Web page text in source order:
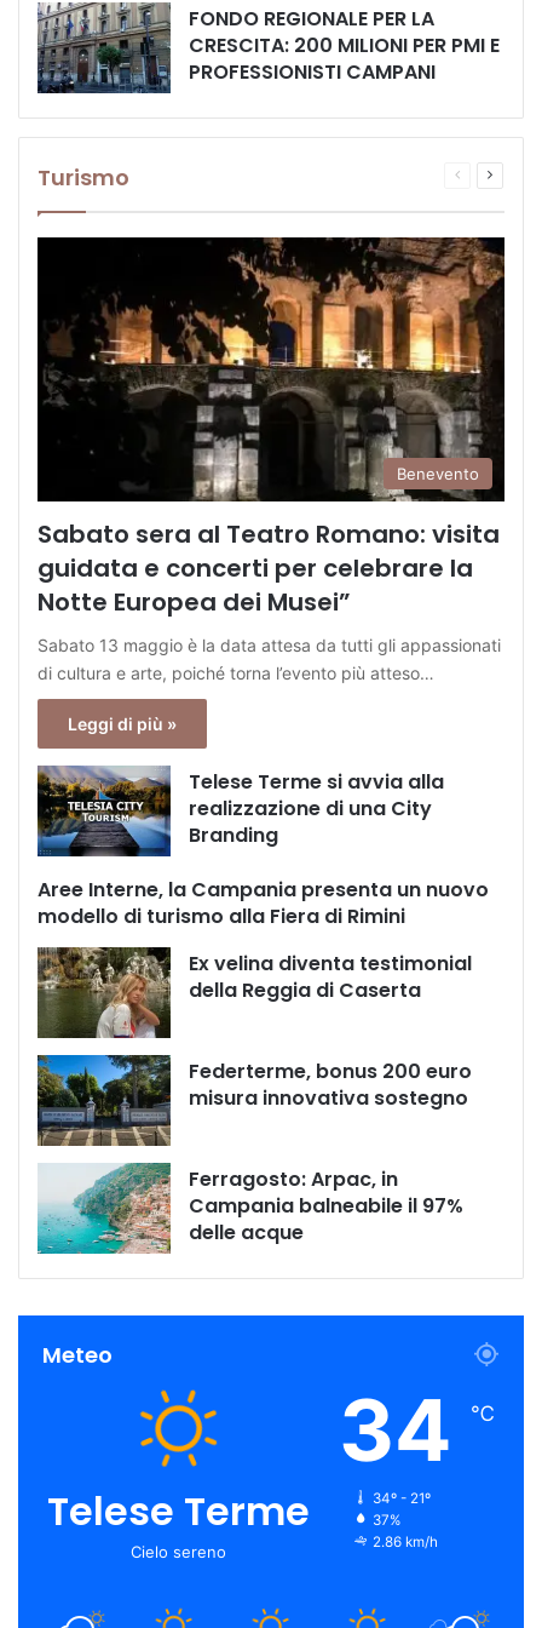
FONDO REGIONALE PER LA
CRESCITA: 200 MILIONI PER PMI E
PROFESSIONISTI CAMPANI
Turismo
Pagina
Benevento
Sabato sera al Teatro Romano: visita
guidata e concerti per celebrare la
Notte Europea dei Musei”
Sabato 13 maggio è la data attesa da tutti gli appassionati
di cultura e arte, poiché torna l’evento più atteso…
Leggi di più »
Telese Terme si avvia alla
realizzazione di una City
Branding
Aree Interne, la Campania presenta un nuovo
modello di turismo alla Fiera di Rimini
Ex velina diventa testimonial
della Reggia di Caserta
Federterme, bonus 200 euro
misura innovativa sostegno
Ferragosto: Arpac, in
Campania balneabile il 97%
delle acque
Meteo
Telese Terme
Cielo sereno
34 ℃
34º - 21º
37%
2.86 km/h